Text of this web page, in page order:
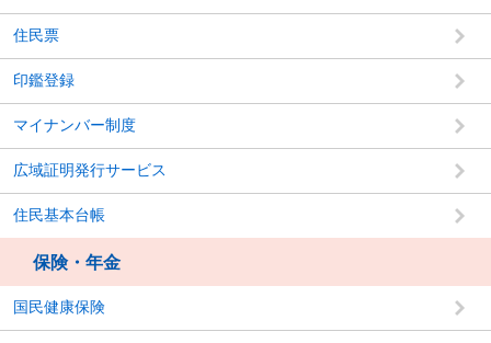
住民票
印鑑登録
マイナンバー制度
広域証明発行サービス
住民基本台帳
保険・年金
国民健康保険